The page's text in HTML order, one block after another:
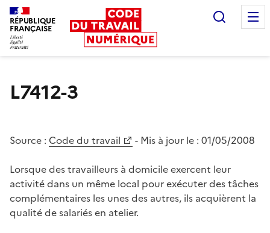
RÉPUBLIQUE
FRANÇAISE
L7412-3
Source : Code du travail - Mis à jour le : 01/05/2008
Lorsque des travailleurs à domicile exercent leur
activité dans un même local pour exécuter des tâches
complémentaires les unes des autres, ils acquièrent la
qualité de salariés en atelier.